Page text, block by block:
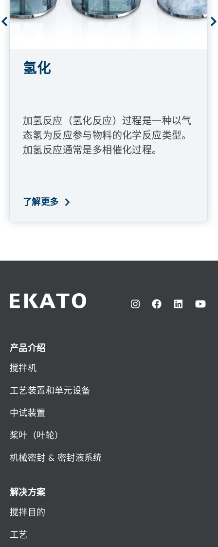
氢化
加氢反应（氢化反应）过程是一种以气
态氢为反应参与物料的化学反应类型。
加氢反应通常是多相催化过程。
了解更多
产品介绍
搅拌机
工艺装置和单元设备
中试装置
桨叶（叶轮）
机械密封 & 密封液系统
解决方案
搅拌目的
工艺